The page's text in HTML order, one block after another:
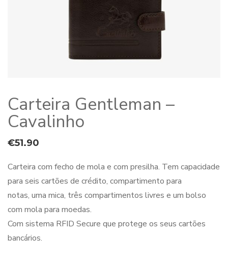
Carteira Gentleman –
Cavalinho
€51.90
Carteira com fecho de mola e com presilha. Tem capacidade
para seis cartões de crédito, compartimento para
notas, uma mica, três compartimentos livres e um bolso
com mola para moedas.
Com sistema RFID Secure que protege os seus cartões
bancários.